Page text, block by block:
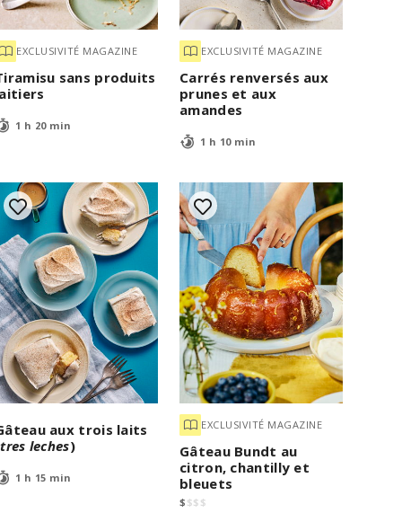
EXCLUSIVITÉ MAGAZINE
sans produits
1 h 20 min
EXCLUSIVITÉ MAGAZINE
Carrés renversés aux
prunes et aux
amandes
1 h 10 min
aux trois laits
tres leches)
1 h 15 min
EXCLUSIVITÉ MAGAZINE
Gâteau Bundt au
citron, chantilly et
bleuets
$ $$ $